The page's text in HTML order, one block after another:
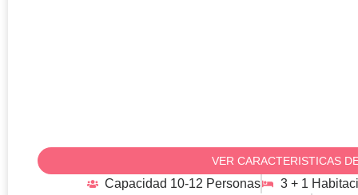
VER CARACTERISTICAS
Capacidad 10-12 Personas
3 + 1